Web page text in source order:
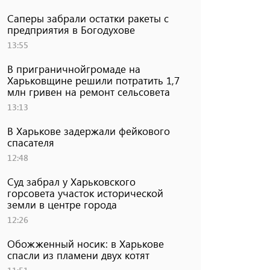
Саперы забрали остатки ракеты с
предприятия в Богодухове
13:55
В приграничнойгромаде на
Харьковщине решили потратить 1,7
млн ​​гривен на ремонт сельсовета
13:13
В Харькове задержали фейкового
спасателя
12:48
Суд забрал у Харьковского
горсовета участок исторической
земли в центре города
12:26
Обожженный носик: в Харькове
спасли из пламени двух котят